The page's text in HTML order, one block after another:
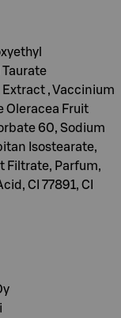
, Vaccinium
Oleracea Fruit
60, Sodium
Isostearate,
Filtrate, Parfum,
CI 77891, CI